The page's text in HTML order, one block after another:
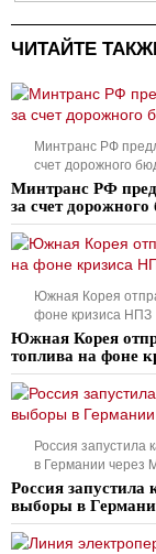
ЧИТАЙТЕ
Минтранс РФ
счет дорожного
Минтранс РФ
за счет дорожного
Южная Корея
фоне кризиса НПЗ
Южная Корея
топлива на фоне
Россия
в Германии через
Россия
выборы в